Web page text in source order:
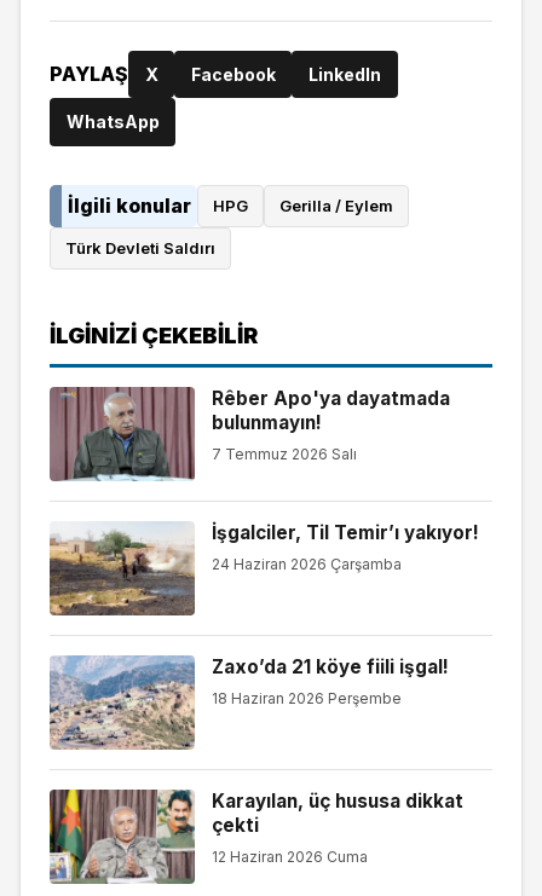
PAYLAŞ X Facebook LinkedIn
WhatsApp
İlgili konular HPG Gerilla / Eylem
Türk Devleti Saldırı
İLGINIZI ÇEKEBILIR
Rêber Apo'ya dayatmada
bulunmayın!
7 Temmuz 2026 Salı
İşgalciler, Til Temir’ı yakıyor!
24 Haziran 2026 Çarşamba
Zaxo’da 21 köye fiili işgal!
18 Haziran 2026 Perşembe
Karayılan, üç hususa dikkat
çekti
12 Haziran 2026 Cuma